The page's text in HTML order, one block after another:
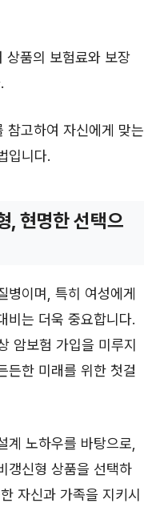
상품의 보험료와 보장
참고하여 자신에게 맞는
입니다.
, 현명한 선택으
병이며, 특히 여성에게
비는 더욱 중요합니다.
암보험 가입을 미루지
든한 미래를 위한 첫걸
계 노하우를 바탕으로,
갱신형 상품을 선택하
자신과 가족을 지키시